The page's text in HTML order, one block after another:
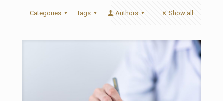
Categories Tags Authors Show all